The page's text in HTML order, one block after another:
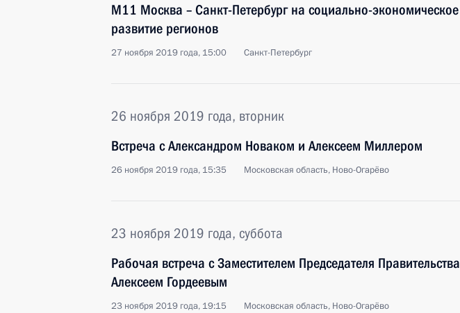
М11 Москва – Санкт-Петербург на социально-экономическое
развитие регионов
27 ноября 2019 года, 15:00 Санкт-Петербург
26 ноября 2019 года, вторник
Встреча с Александром Новаком и Алексеем Миллером
26 ноября 2019 года, 15:35 Московская область, Ново-Огарёво
23 ноября 2019 года, суббота
Рабочая встреча с Заместителем Председателя Правительства
Алексеем Гордеевым
23 ноября 2019 года, 19:15 Московская область, Ново-Огарёво